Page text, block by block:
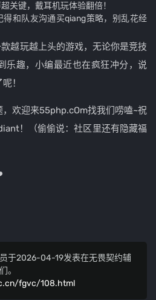
关键，戴耳机玩体验翻倍！
得和队友沟通买qiang策略，别乱花经
越玩越上头的游戏，无论你是竞技
乐趣，小编最近也在疯狂冲分，说
！
欢迎来55php.cOm找我们唠嗑~祝
！（偷偷说：社区里还有隐藏福
于2026-04-19发表在无畏契约辅
。
fgvc/108.html